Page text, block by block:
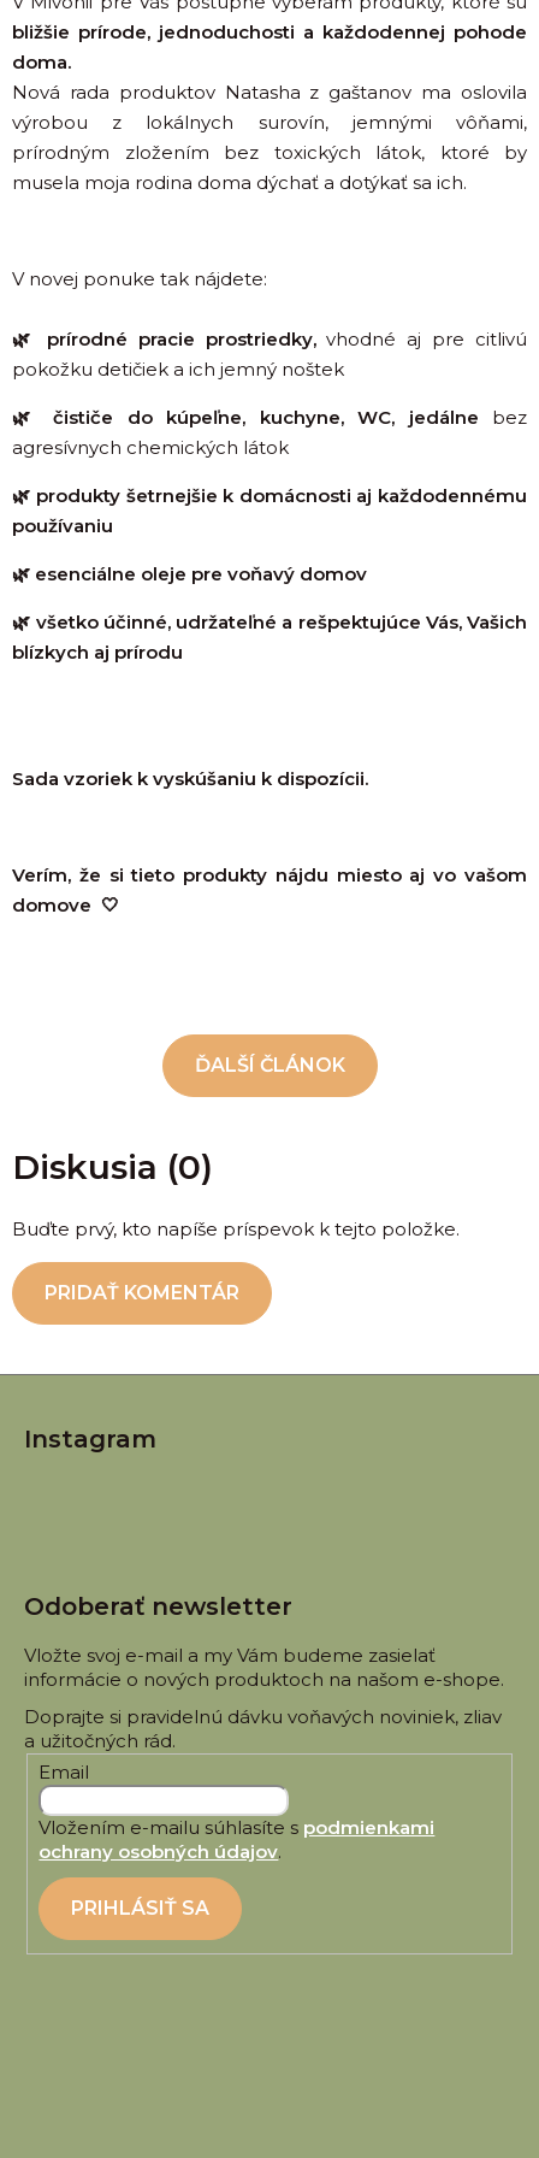
bližšie prírode, jednoduchosti a každodennej pohode
doma.
Nová rada produktov Natasha z gaštanov ma oslovila
výrobou z lokálnych surovín, jemnými vôňami,
prírodným zložením bez toxických látok, ktoré by
musela moja rodina doma dýchať a dotýkať sa ich.
V novej ponuke tak nájdete:
🌿 prírodné pracie prostriedky,vhodné aj pre citlivú
pokožku detičiek a ich jemný noštek
🌿 čističe do kúpeľne, kuchyne, WC, jedálne bez
agresívnych chemických látok
🌿 produkty šetrnejšie k domácnosti aj každodennému
používaniu
🌿 esenciálne oleje pre voňavý domov
🌿 všetko účinné, udržateľné a rešpektujúce Vás, Vašich
blízkych aj prírodu
Sada vzoriek k vyskúšaniu k dispozícii.
Verím, že si tieto produkty nájdu miesto aj vo vašom
domove 🤍
ĎALŠÍ ČLÁNOK
Diskusia (0)
Buďte prvý, kto napíše príspevok k tejto položke.
PRIDAŤ KOMENTÁR
Instagram
Odoberať newsletter
Vložte svoj e-mail a my Vám budeme zasielať
informácie o nových produktoch na našom e-shope.
Email
Vložením e-mailu súhlasíte s podmienkami
ochrany osobných údajov.
PRIHLÁSIŤ SA